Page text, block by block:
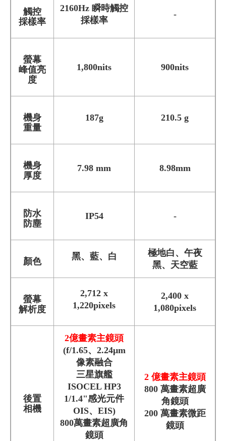
觸控
採樣率
2160Hz 瞬時觸控
採樣率
-
螢幕
峰值亮
度
1,800nits 900nits
機身
重量
187g 210.5 g
機身
厚度
7.98 mm 8.98mm
防水
防塵
IP54 -
顏色 黑、藍、白
極地白、午夜
黑、天空藍
螢幕
解析度
2,712 x
1,220pixels
2,400 x
1,080pixels
後置
相機
2億畫素主鏡頭
(f/1.65、2.24μm
像素融合
三星旗艦
ISOCEL HP3
1/1.4"感光元件
OIS、EIS)
800萬畫素超廣角
鏡頭
2 億畫素主鏡頭
800 萬畫素超廣
角鏡頭
200 萬畫素微距
鏡頭